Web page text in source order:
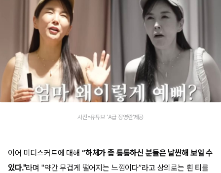
사진=유튜브 'A급 장영란'제공
이어 미디스커트에 대해 “하체가 좀 통통하신 분들은 날씬해 보일 수
있다."라며 "약간 무겁게 떨어지는 느낌이다”라고 상의로는 흰 티를